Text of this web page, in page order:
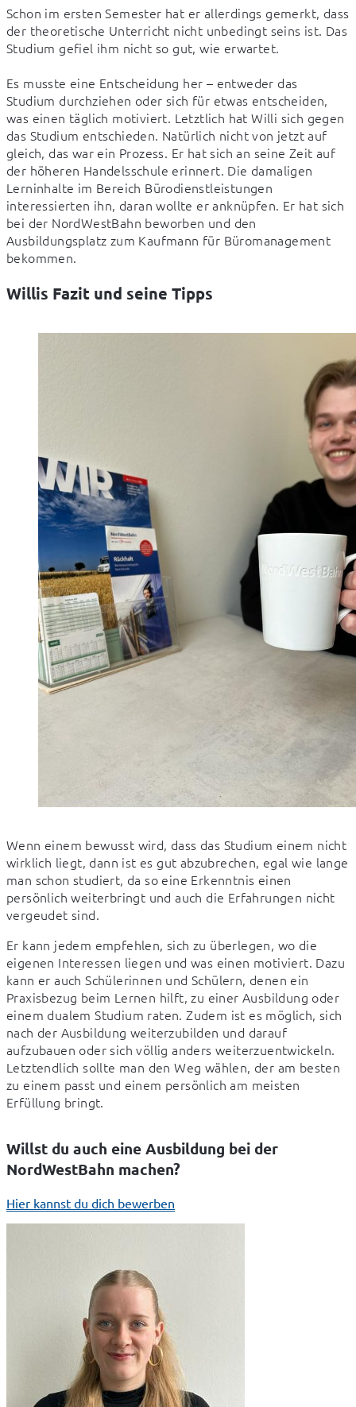
Schon im ersten Semester hat er allerdings gemerkt, dass
der theoretische Unterricht nicht unbedingt seins ist. Das
Studium gefiel ihm nicht so gut, wie erwartet.
Es musste eine Entscheidung her – entweder das
Studium durchziehen oder sich für etwas entscheiden,
was einen täglich motiviert. Letztlich hat Willi sich gegen
das Studium entschieden. Natürlich nicht von jetzt auf
gleich, das war ein Prozess. Er hat sich an seine Zeit auf
der höheren Handelsschule erinnert. Die damaligen
Lerninhalte im Bereich Bürodienstleistungen
interessierten ihn, daran wollte er anknüpfen. Er hat sich
bei der NordWestBahn beworben und den
Ausbildungsplatz zum Kaufmann für Büromanagement
bekommen.
Willis Fazit und seine Tipps
Wenn einem bewusst wird, dass das Studium einem nicht
wirklich liegt, dann ist es gut abzubrechen, egal wie lange
man schon studiert, da so eine Erkenntnis einen
persönlich weiterbringt und auch die Erfahrungen nicht
vergeudet sind.
Er kann jedem empfehlen, sich zu überlegen, wo die
eigenen Interessen liegen und was einen motiviert. Dazu
kann er auch Schülerinnen und Schülern, denen ein
Praxisbezug beim Lernen hilft, zu einer Ausbildung oder
einem dualem Studium raten. Zudem ist es möglich, sich
nach der Ausbildung weiterzubilden und darauf
aufzubauen oder sich völlig anders weiterzuentwickeln.
Letztendlich sollte man den Weg wählen, der am besten
zu einem passt und einem persönlich am meisten
Erfüllung bringt.
Willst du auch eine Ausbildung bei der
NordWestBahn machen?
Hier kannst du dich bewerben